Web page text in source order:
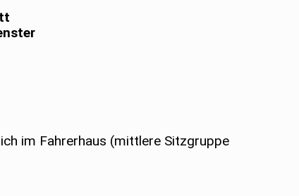
im Fahrerhaus (mittlere Sitzgruppe